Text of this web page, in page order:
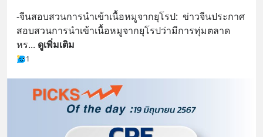
-จีนสอบสวนการนำเข้าเนื้อหมูจากยุโรป:  ข่าวจีนประกาศ
สอบสวนการนำเข้าเนื้อหมูจากยุโรปว่ามีการทุ่มตลาด
หร... ดูเพิ่มเติม
1